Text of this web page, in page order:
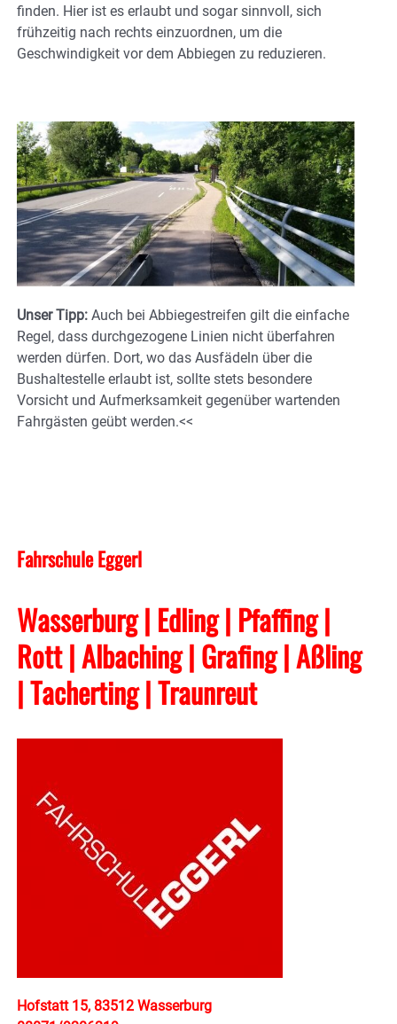
finden. Hier ist es erlaubt und sogar sinnvoll, sich
frühzeitig nach rechts einzuordnen, um die
Geschwindigkeit vor dem Abbiegen zu reduzieren.
Unser Tipp: Auch bei Abbiegestreifen gilt die einfache
Regel, dass durchgezogene Linien nicht überfahren
werden dürfen. Dort, wo das Ausfädeln über die
Bushaltestelle erlaubt ist, sollte stets besondere
Vorsicht und Aufmerksamkeit gegenüber wartenden
Fahrgästen geübt werden.<<
Fahrschule Eggerl
Wasserburg | Edling | Pfaffing |
Rott | Albaching| Grafing| Aßling
| Tacherting| Traunreut
Hofstatt 15, 83512 Wasserburg